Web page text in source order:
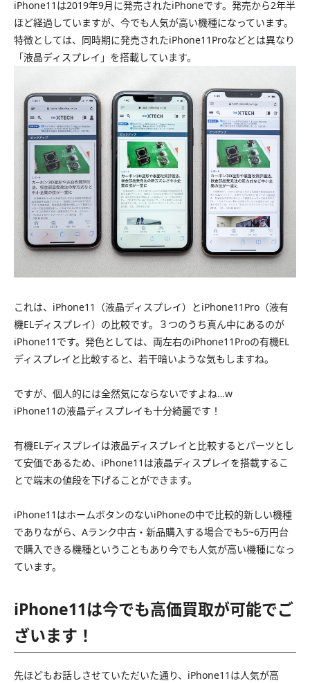
iPhone11は2019年9月に発売されたiPhoneです。発売から2年半
ほど経過していますが、今でも人気が高い機種になっています。
特徴としては、同時期に発売されたiPhone11Proなどとは異なり
「液晶ディスプレイ」を搭載しています。
これは、iPhone11（液晶ディスプレイ）とiPhone11Pro（液有
機ELディスプレイ）の比較です。３つのうち真ん中にあるのが
iPhone11です。発色としては、両左右のiPhone11Proの有機EL
ディスプレイと比較すると、若干暗いような気もしますね。
ですが、個人的には全然気にならないですよね…w
iPhone11の液晶ディスプレイも十分綺麗です！
有機ELディスプレイは液晶ディスプレイと比較するとパーツとし
て安価であるため、iPhone11は液晶ディスプレイを搭載するこ
とで端末の値段を下げることができます。
iPhone11はホームボタンのないiPhoneの中で比較的新しい機種
でありながら、Aランク中古・新品購入する場合でも5~6万円台
で購入できる機種ということもあり今でも人気が高い機種になっ
ています。
iPhone11は今でも高価買取が可能でご
ざいます！
先ほどもお話しさせていただいた通り、iPhone11は人気が高